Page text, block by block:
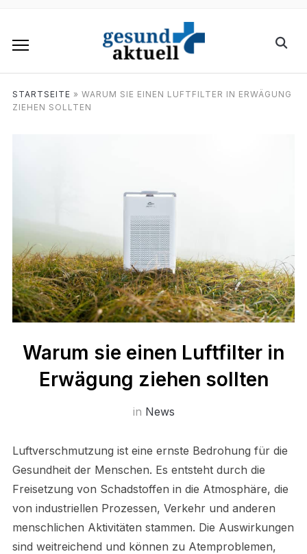
STARTSEITE » WARUM SIE EINEN LUFTFILTER IN ERWÄGUNG
ZIEHEN SOLLTEN
Warum sie einen Luftfilter in
Erwägung ziehen sollten
in News
Luftverschmutzung ist eine ernste Bedrohung für die
Gesundheit der Menschen. Es entsteht durch die
Freisetzung von Schadstoffen in die Atmosphäre, die
von industriellen Prozessen, Verkehr und anderen
menschlichen Aktivitäten stammen. Die Auswirkungen
sind weitreichend und können zu Atemproblemen,